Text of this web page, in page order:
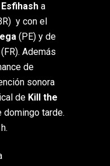
Esfihash a
y con el
(PE) y de
(FR). Además
de
sonora
de Kill the
domingo tarde.